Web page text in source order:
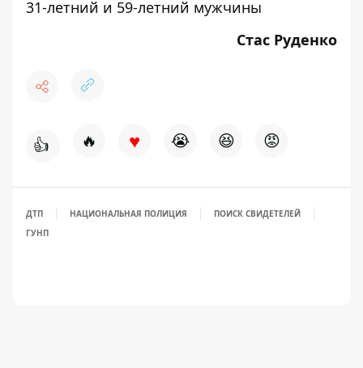
31-летний и 59-летний мужчины
Стас Руденко
👍 🔥 ♥ 😭 😆 😡
ДТП НАЦИОНАЛЬНАЯ ПОЛИЦИЯ
ПОИСК СВИДЕТЕЛЕЙ
ГУНП